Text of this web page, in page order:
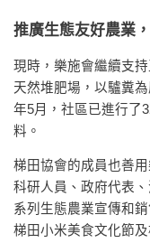
推廣生態友好農業
現時，樂施會繼續支
天然堆肥場，以驢糞
年5月，社區已進行了
料。
梯田協會的成員也善
科研人員、政府代表
系列生態農業宣傳和
梯田小米美食文化節